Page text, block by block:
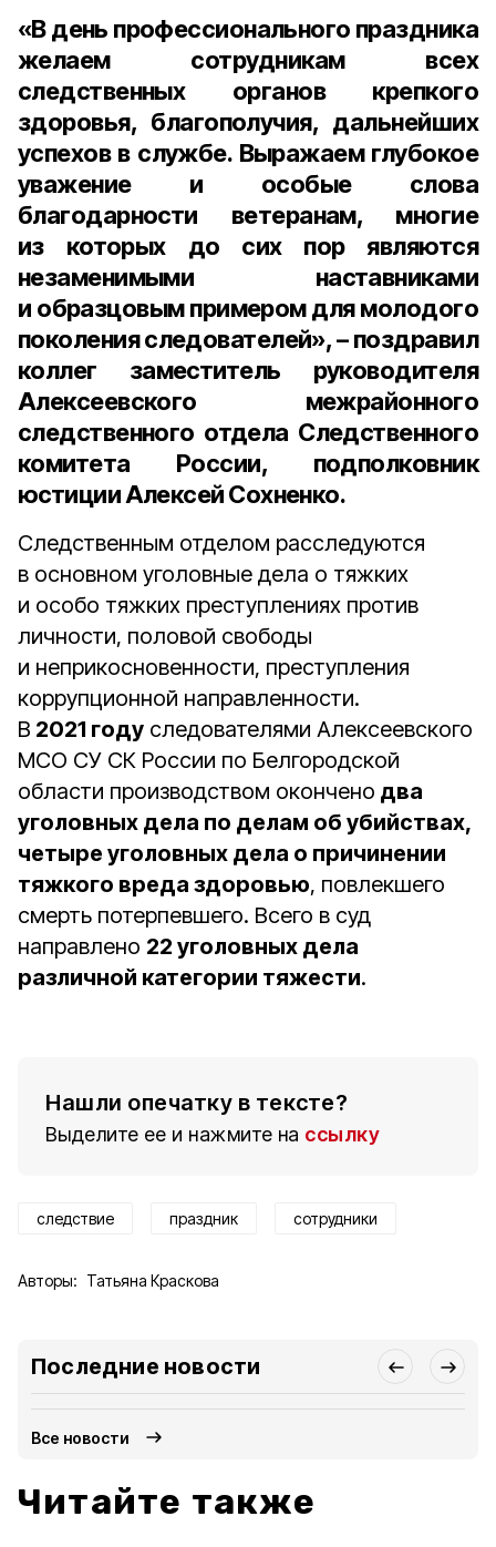
«В день профессионального праздника
желаем сотрудникам всех
следственных органов крепкого
здоровья, благополучия, дальнейших
успехов в службе. Выражаем глубокое
уважение и особые слова
благодарности ветеранам, многие
из которых до сих пор являются
незаменимыми наставниками
и образцовым примером для молодого
поколения следователей», – поздравил
коллег заместитель руководителя
Алексеевского межрайонного
следственного отдела Следственного
комитета России, подполковник
юстиции Алексей Сохненко.
Следственным отделом расследуются
в основном уголовные дела о тяжких
и особо тяжких преступлениях против
личности, половой свободы
и неприкосновенности, преступления
коррупционной направленности.
В 2021 году следователями Алексеевского
МСО СУ СК России по Белгородской
области производством окончено два
уголовных дела по делам об убийствах,
четыре уголовных дела о причинении
тяжкого вреда здоровью, повлекшего
смерть потерпевшего. Всего в суд
направлено 22 уголовных дела
различной категории тяжести.
Нашли опечатку в тексте?
Выделите ее и нажмите на ссылку
следствие праздник сотрудники
Авторы: Татьяна Краскова
Последние новости
Все новости
Читайте также